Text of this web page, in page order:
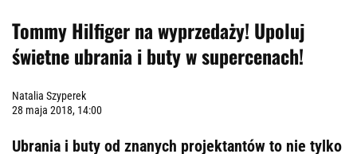
Tommy Hilfiger na wyprzedaży! Upoluj
świetne ubrania i buty w supercenach!
Natalia Szyperek
28 maja 2018, 14:00
Ubrania i buty od znanych projektantów to nie tylko